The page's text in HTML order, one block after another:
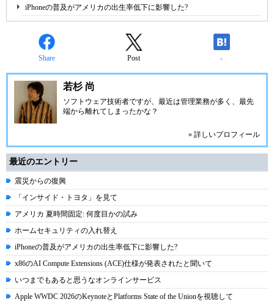
iPhoneの普及がアメリカの出生率低下に影響した?
Share Post -
若杉 尚
ソフトウェア技術者ですが、最近は管理業務が多く、最先
端から離れてしまったかな？
» 詳しいプロフィール
最近のエントリー
震災からの復興
「インサイド・トヨタ」を見て
アメリカ 夏時間固定: 何度目かの試み
ホームセキュリティの入れ替え
iPhoneの普及がアメリカの出生率低下に影響した?
x86のAI Compute Extensions (ACE)仕様が発表されたと聞いて
いつまでもあると思うなオンラインサービス
Apple WWDC 2026のKeynoteとPlatforms State of the Unionを視聴して